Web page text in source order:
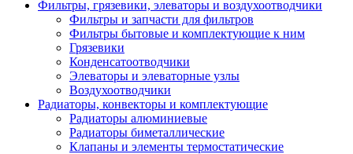
Фильтры, грязевики, элеваторы и воздухоотводчики
Фильтры и запчасти для фильтров
Фильтры бытовые и комплектующие к ним
Грязевики
Конденсатоотводчики
Элеваторы и элеваторные узлы
Воздухоотводчики
Радиаторы, конвекторы и комплектующие
Радиаторы алюминиевые
Радиаторы биметаллические
Клапаны и элементы термостатические